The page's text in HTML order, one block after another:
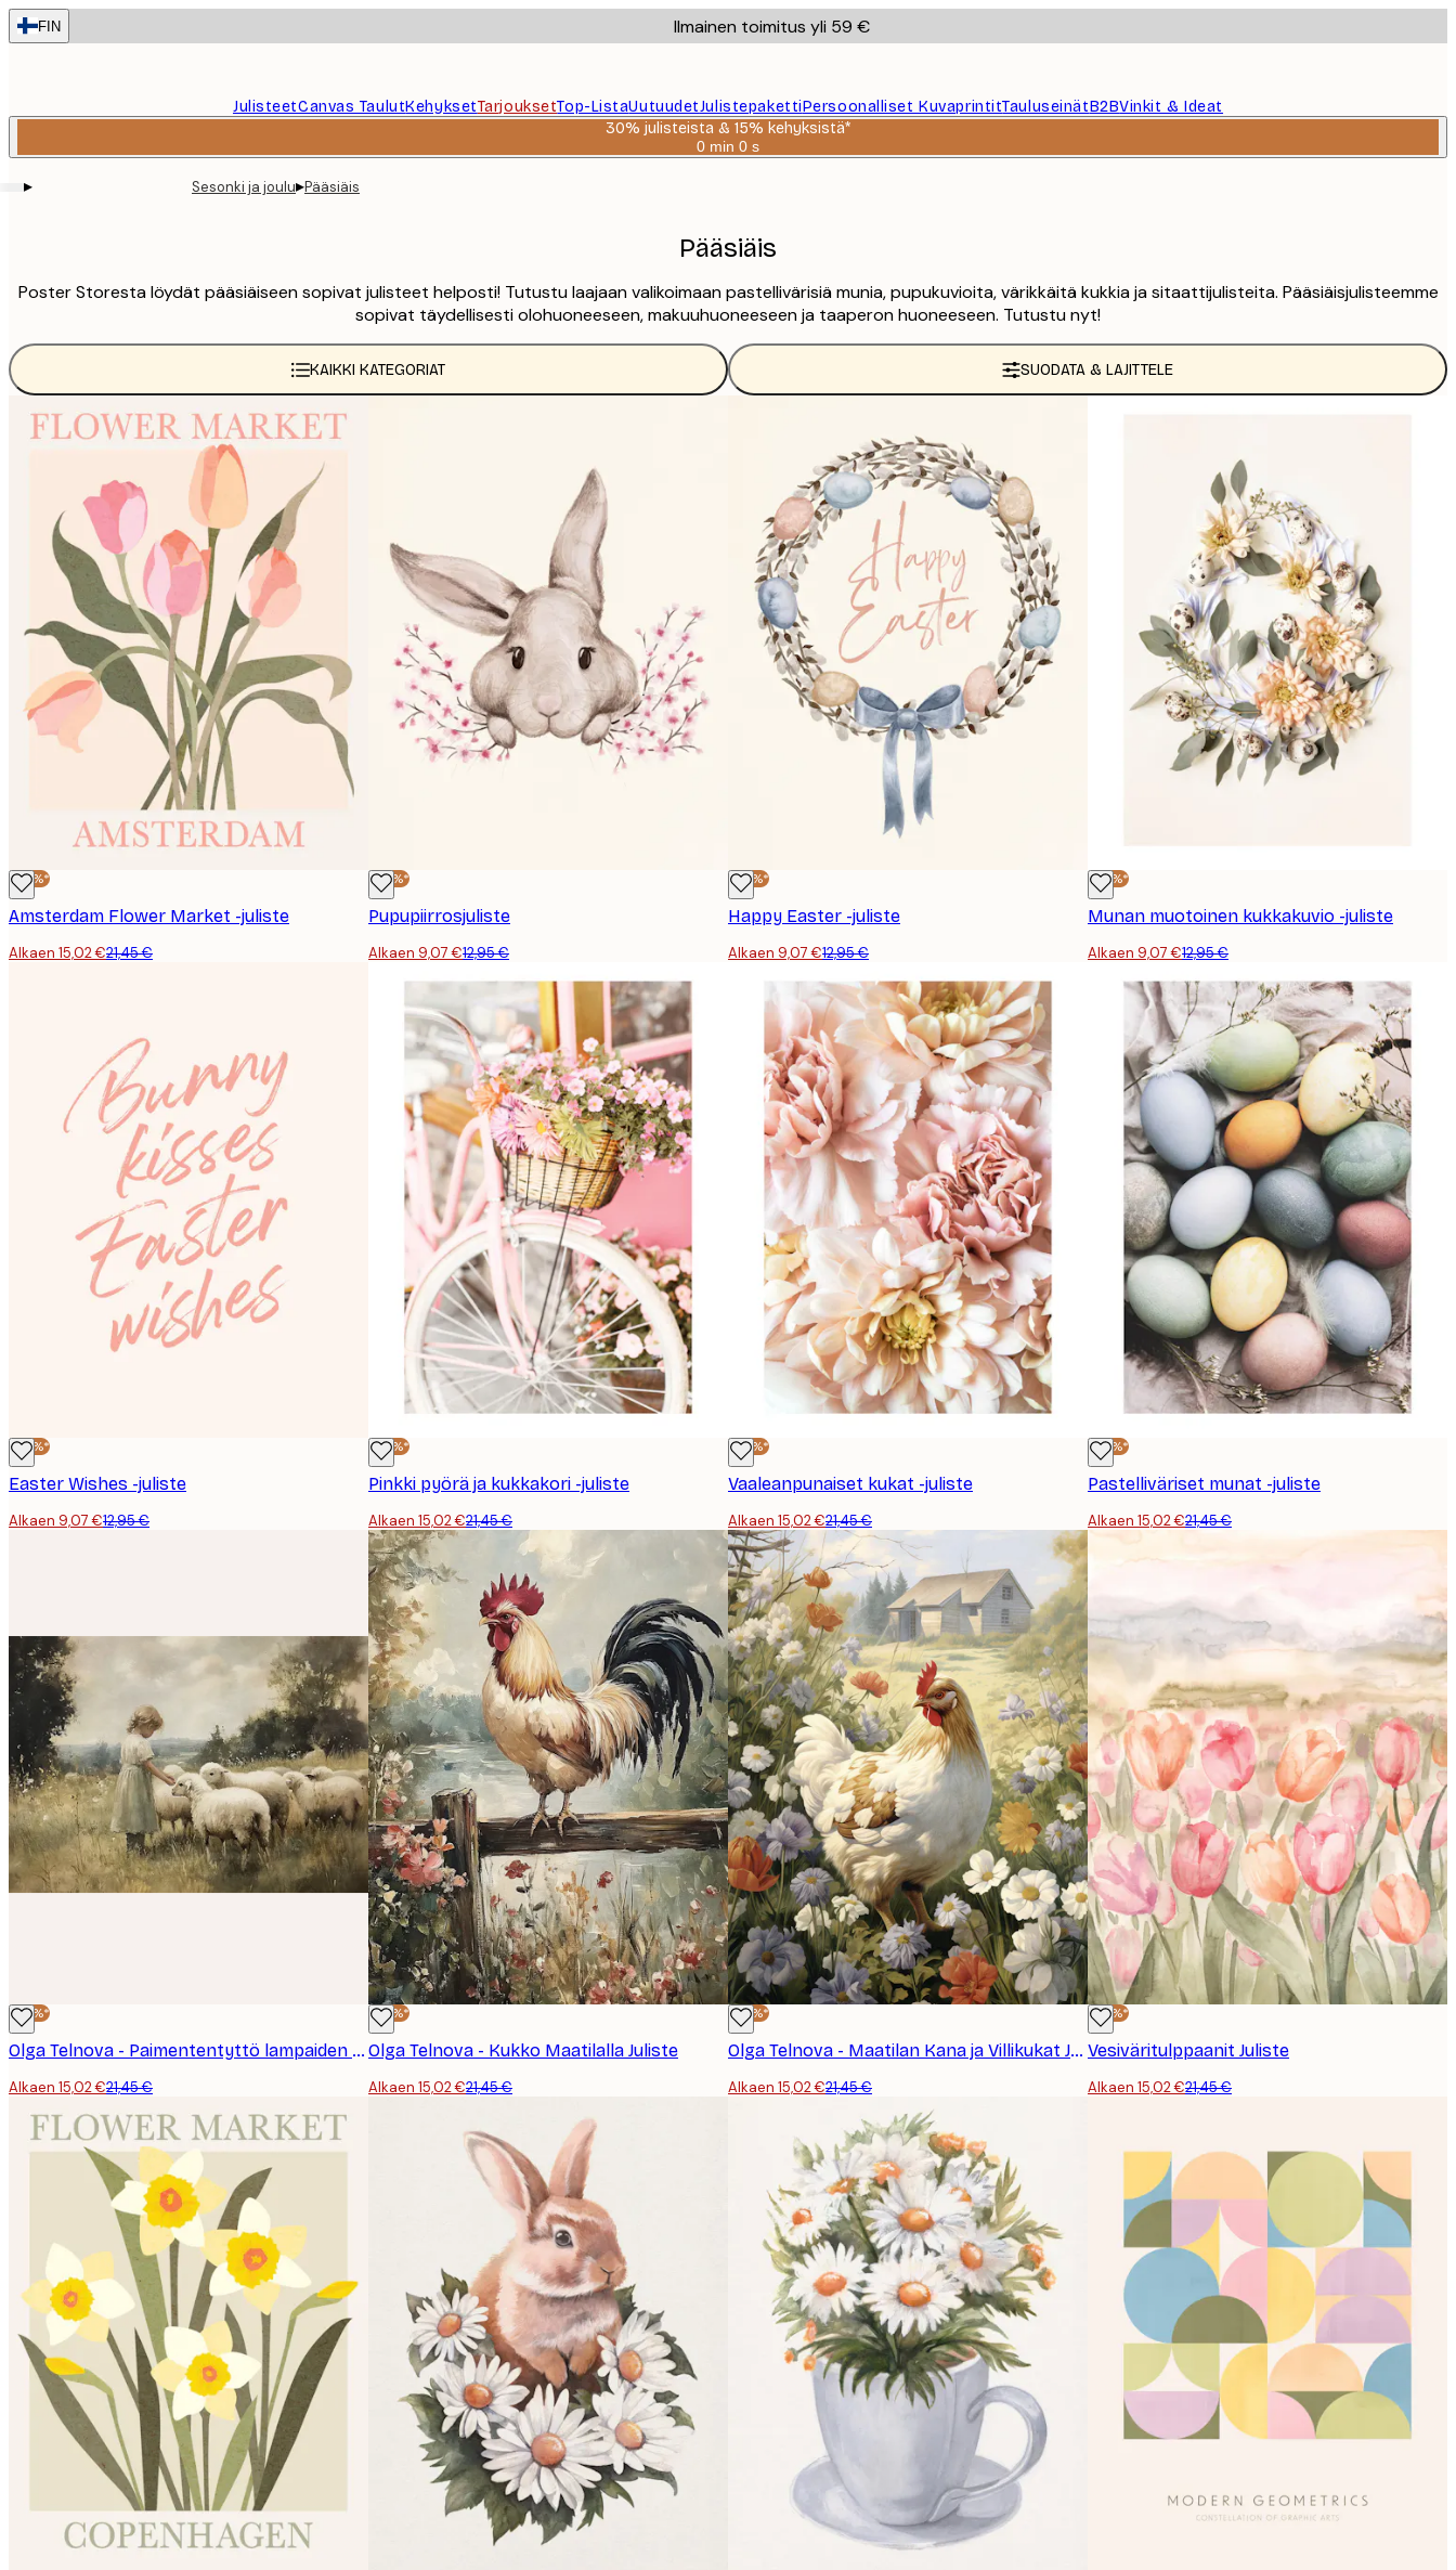
Skip
to
FIN Ilmainen toimitus yli 59 €
JulisteetCanvas TaulutKehyksetTarjouksetTop-ListaUutuudetJulistepakettiPersoonalliset KuvaprintitTauluseinätB2BVinkit & Ideat
30% julisteista & 15% kehyksistä*
0 min 0 s
Voimassa
▸ Sesonki ja joulu▸Pääsiäis
Pääsiäis
Poster Storesta löydät pääsiäiseen sopivat julisteet helposti! Tutustu laajaan valikoimaan pastellivärisiä munia, pupukuvioita, värikkäitä kukkia ja sitaattijulisteita. Pääsiäisjulisteemme
sopivat täydellisesti olohuoneeseen, makuuhuoneeseen ja taaperon huoneeseen. Tutustu nyt!
KAIKKI KATEGORIAT SUODATA & LAJITTELE
-30%*
Amsterdam Flower Market -juliste
Alkaen 15,02 €21,45 €
-30%*
Pupupiirrosjuliste
Alkaen 9,07 €12,95 €
-30%*
Happy Easter -juliste
Alkaen 9,07 €12,95 €
-30%*
Munan muotoinen kukkakuvio -juliste
Alkaen 9,07 €12,95 €
-30%*
Easter Wishes -juliste
Alkaen 9,07 €12,95 €
-30%*
Pinkki pyörä ja kukkakori -juliste
Alkaen 15,02 €21,45 €
-30%*
Vaaleanpunaiset kukat -juliste
Alkaen 15,02 €21,45 €
-30%*
Pastelliväriset munat -juliste
Alkaen 15,02 €21,45 €
-30%*
Olga Telnova - Paimententyttö lampaiden kanssa Juliste
Alkaen 15,02 €21,45 €
-30%*
Olga Telnova - Kukko Maatilalla Juliste
Alkaen 15,02 €21,45 €
-30%*
Olga Telnova - Maatilan Kana ja Villikukat Juliste
Alkaen 15,02 €21,45 €
-30%*
Vesiväritulppaanit Juliste
Alkaen 15,02 €21,45 €
Sähköposti
Tietosuojakäytäntö